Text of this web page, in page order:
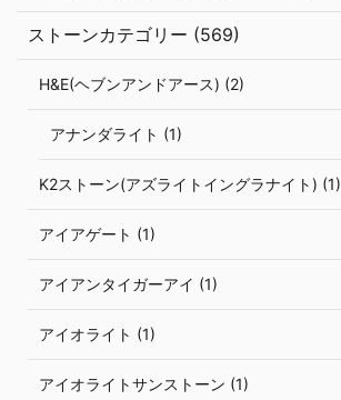
ストーンカテゴリー (569)
H&E(ヘブンアンドアース) (2)
アナンダライト (1)
K2ストーン(アズライトイングラナイト) (1)
アイアゲート (1)
アイアンタイガーアイ (1)
アイオライト (1)
アイオライトサンストーン (1)